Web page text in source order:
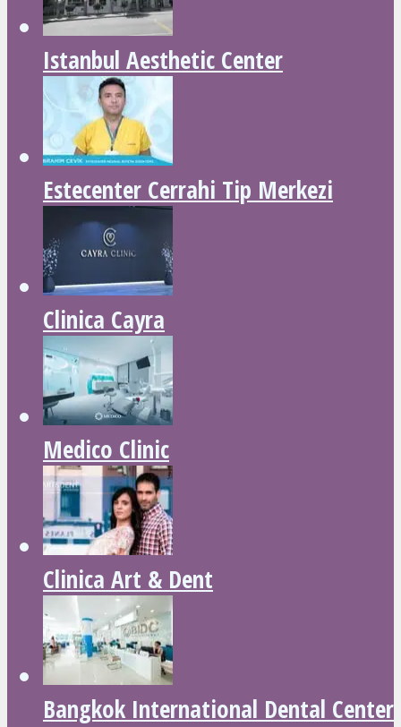
Istanbul Aesthetic Center
Estecenter Cerrahi Tip Merkezi
Clinica Cayra
Medico Clinic
Clinica Art & Dent
Bangkok International Dental Center